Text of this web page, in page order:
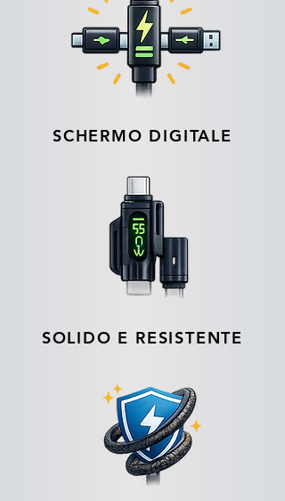
SCHERMO DIGITALE
SOLIDO E RESISTENTE